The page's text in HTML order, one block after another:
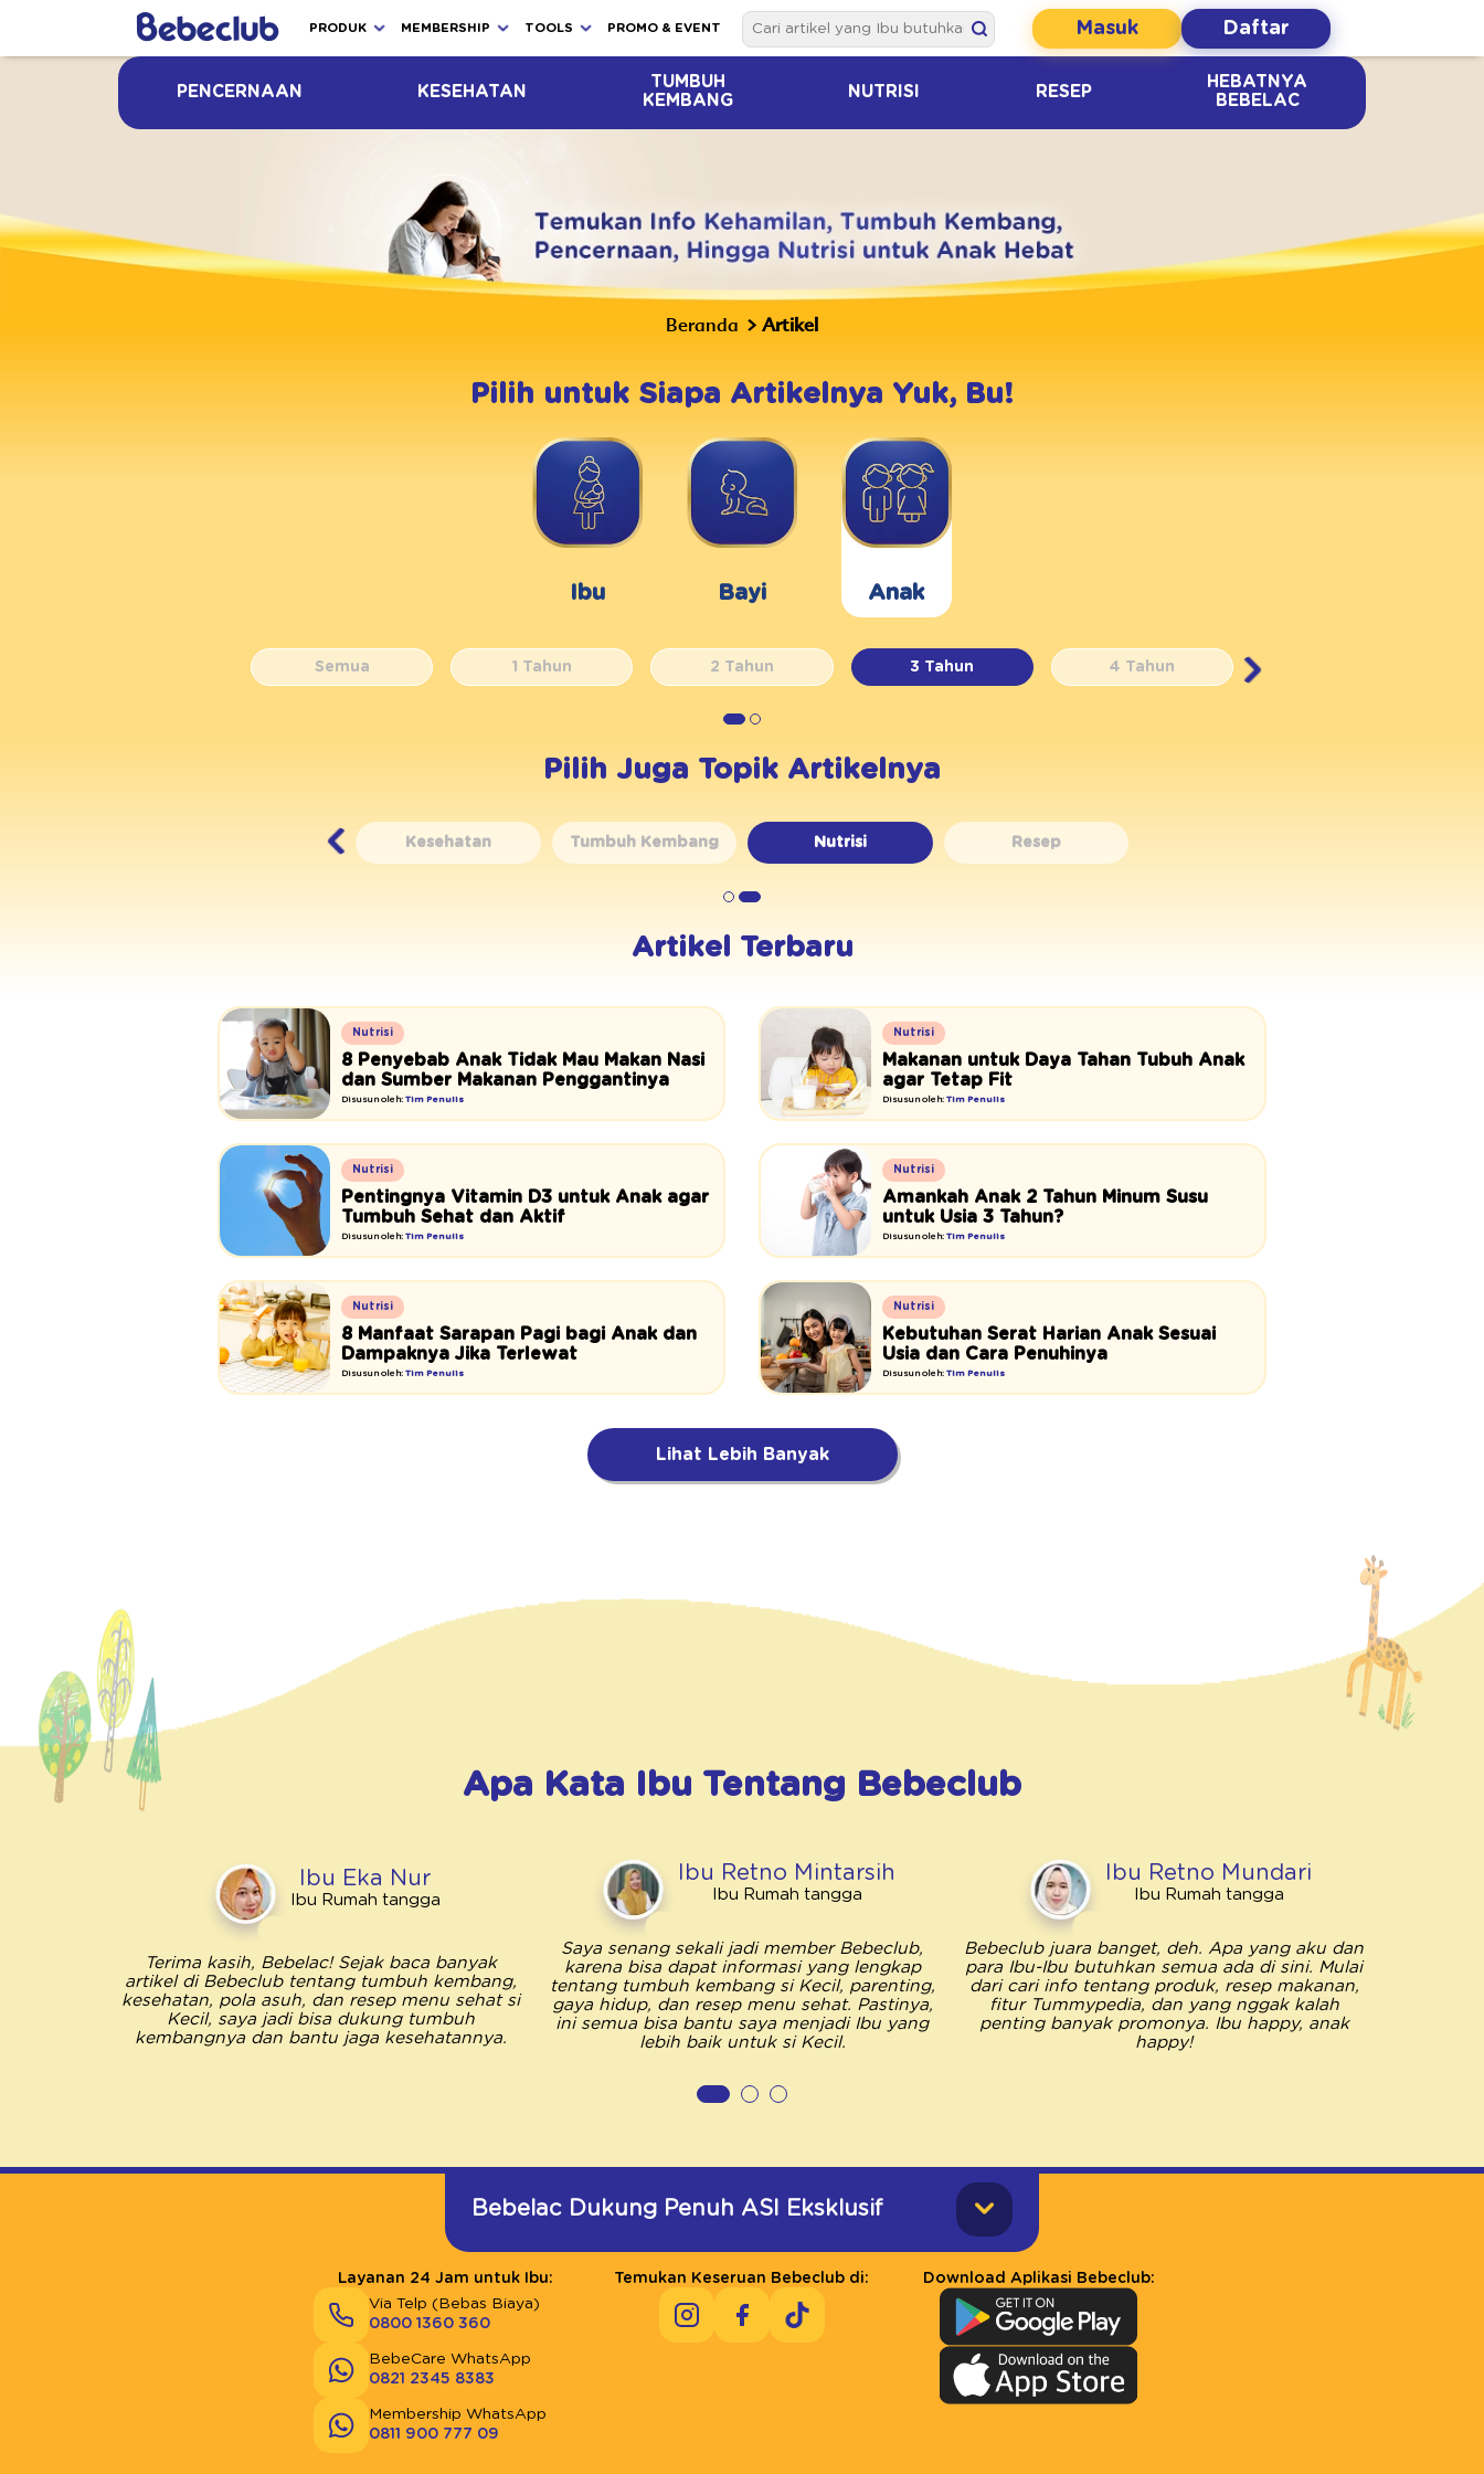
PRODUK MEMBERSHIP TOOLS PROMO & EVENT Masuk Daftar
PENCERNAAN KESEHATAN
TUMBUH
KEMBANG
NUTRISI RESEP
HEBATNYA
BEBELAC
Beranda Artikel
Pilih untuk Siapa Artikelnya Yuk, Bu!
Ibu Bayi Anak
Semua 1 Tahun 2 Tahun 3 Tahun 4 Tahun
Pilih Juga Topik Artikelnya
Kesehatan Tumbuh Kembang Nutrisi Resep
Artikel Terbaru
Nutrisi
8 Penyebab Anak Tidak Mau Makan Nasi
dan Sumber Makanan Penggantinya
Disusun oleh: Tim Penulis
Nutrisi
Makanan untuk Daya Tahan Tubuh Anak
agar Tetap Fit
Disusun oleh: Tim Penulis
Nutrisi
Pentingnya Vitamin D3 untuk Anak agar
Tumbuh Sehat dan Aktif
Disusun oleh: Tim Penulis
Nutrisi
Amankah Anak 2 Tahun Minum Susu
untuk Usia 3 Tahun?
Disusun oleh: Tim Penulis
Nutrisi
8 Manfaat Sarapan Pagi bagi Anak dan
Dampaknya Jika Terlewat
Disusun oleh: Tim Penulis
Nutrisi
Kebutuhan Serat Harian Anak Sesuai
Usia dan Cara Penuhinya
Disusun oleh: Tim Penulis
Lihat Lebih Banyak
Apa Kata Ibu Tentang Bebeclub
Ibu Eka Nur
Ibu Rumah tangga
Terima kasih, Bebelac! Sejak baca banyak
artikel di Bebeclub tentang tumbuh kembang,
kesehatan, pola asuh, dan resep menu sehat si
Kecil, saya jadi bisa dukung tumbuh
kembangnya dan bantu jaga kesehatannya.
Ibu Retno Mintarsih
Ibu Rumah tangga
Saya senang sekali jadi member Bebeclub,
karena bisa dapat informasi yang lengkap
tentang tumbuh kembang si Kecil, parenting,
gaya hidup, dan resep menu sehat. Pastinya,
ini semua bisa bantu saya menjadi Ibu yang
lebih baik untuk si Kecil.
Ibu Retno Mundari
Ibu Rumah tangga
Bebeclub juara banget, deh. Apa yang aku dan
para Ibu-Ibu butuhkan semua ada di sini. Mulai
dari cari info tentang produk, resep makanan,
fitur Tummypedia, dan yang nggak kalah
penting banyak promonya. Ibu happy, anak
happy!
Bebelac Dukung Penuh ASI Eksklusif
Layanan 24 Jam untuk Ibu:
Via Telp (Bebas Biaya)
0800 1360 360
BebeCare WhatsApp
0821 2345 8383
Membership WhatsApp
0811 900 777 09
Temukan Keseruan Bebeclub di: Download Aplikasi Bebeclub: